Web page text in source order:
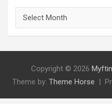
Copyright © 2026
Theme by: Theme Horse